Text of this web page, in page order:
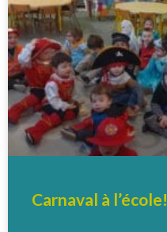
Carnaval à l’école!